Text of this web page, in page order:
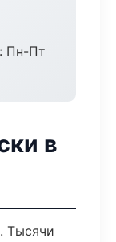
Пн-Пт
в
Тысячи